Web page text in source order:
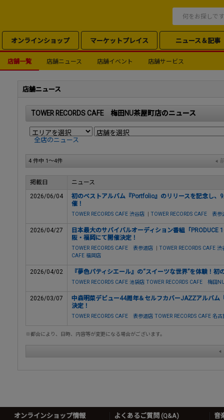
オンラインショップ マーケットプレイス ニュース＆記事
店舗一覧 店舗ニュース 店舗イベント 店舗サービス
店舗ニュース
TOWER RECORDS CAFE 梅田NU茶屋町店のニュース
全店のニュース
4 件中 1～4件
掲載日
ニュース
2026/06/04
初のベストアルバム『Portfolio』のリリースを記念し、
催！
TOWER RECORDS CAFE 渋谷店 TOWER RECORDS CAFE 表参
2026/04/27
日本最大のサバイバルオーディション番組「
阪・福岡にて開催決定！
TOWER RECORDS CAFE 表参道店
TOWER RECORDS CAFE 渋
CAFE 福岡店
2026/04/02 『夢色パティシエール』の“スイーツな世界”を体験！
TOWER RECORDS CAFE 池袋店 TOWER RECORDS CAFE 梅田
2026/03/07
中森明菜デビュー44周年＆セルフカバーJAZZアルバム
決定！
TOWER RECORDS CAFE 表参道店 TOWER RECORDS CAFE 名
※都合により、日時、内容等が変更になる場合がございます。
オンラインショップ情報 よくあるご質問 (Q&A) 音